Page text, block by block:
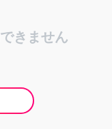
きません